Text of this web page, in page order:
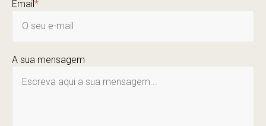
Email*
A sua mensagem